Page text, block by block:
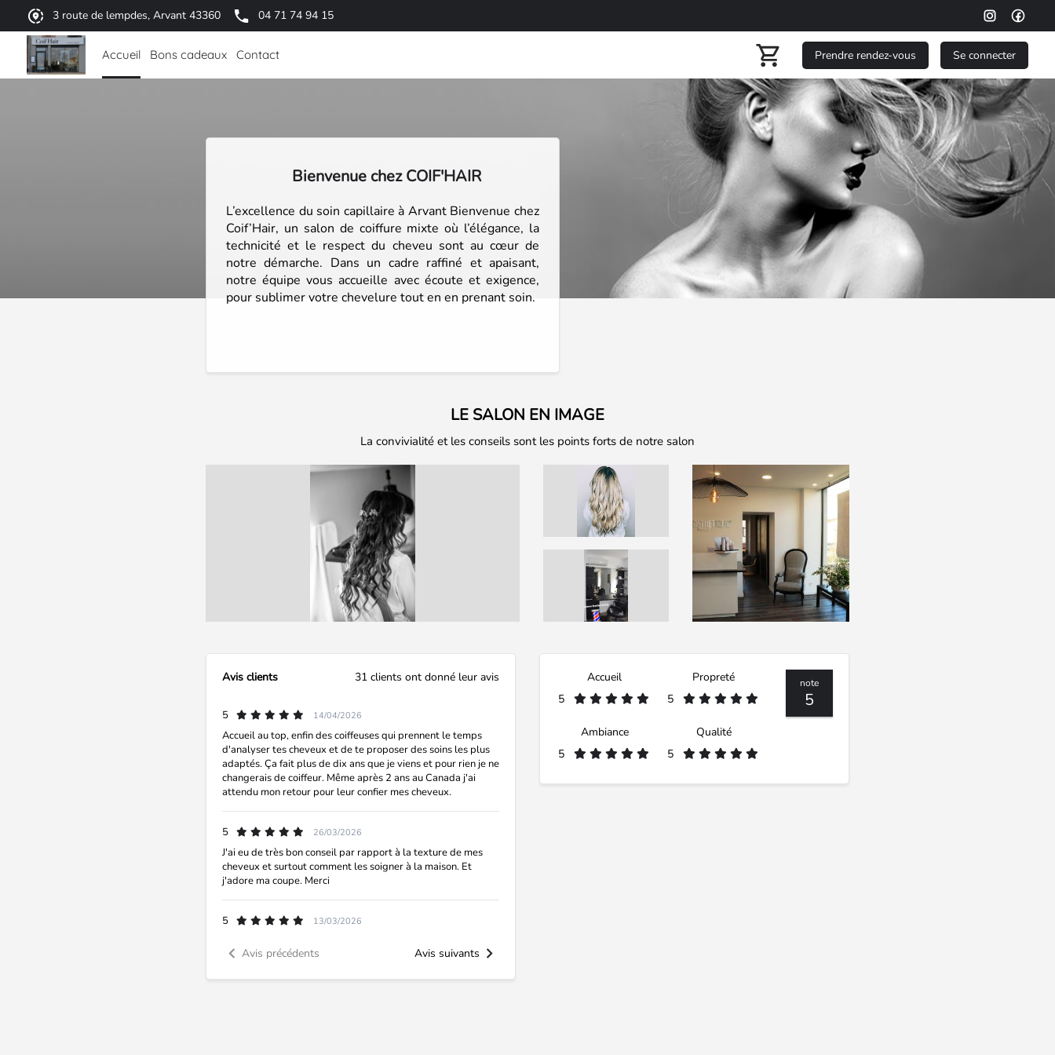
3 route de lempdes, Arvant 43360 04 71 74 94 15
Accueil Bons cadeaux Contact Prendre rendez-vous Se connecter
Bienvenue chez COIF'HAIR
L’excellence du soin capillaire à Arvant Bienvenue chez
Coif’Hair, un salon de coiffure mixte où l’élégance, la
technicité et le respect du cheveu sont au cœur de
notre démarche. Dans un cadre raffiné et apaisant,
notre équipe vous accueille avec écoute et exigence,
pour sublimer votre chevelure tout en en prenant soin.
LE SALON EN IMAGE
La convivialité et les conseils sont les points forts de notre salon
Avis clients 31 clients ont donné leur avis
5 14/04/2026
Accueil au top, enfin des coiffeuses qui prennent le temps
d'analyser tes cheveux et de te proposer des soins les plus
adaptés. Ça fait plus de dix ans que je viens et pour rien je ne
changerais de coiffeur. Même après 2 ans au Canada j'ai
attendu mon retour pour leur confier mes cheveux.
5 26/03/2026
J'ai eu de très bon conseil par rapport à la texture de mes
cheveux et surtout comment les soigner à la maison. Et
j'adore ma coupe. Merci
5 13/03/2026
Avis précédents Avis suivants
Accueil
5
Propreté
5
Ambiance
5
Qualité
5
note
5